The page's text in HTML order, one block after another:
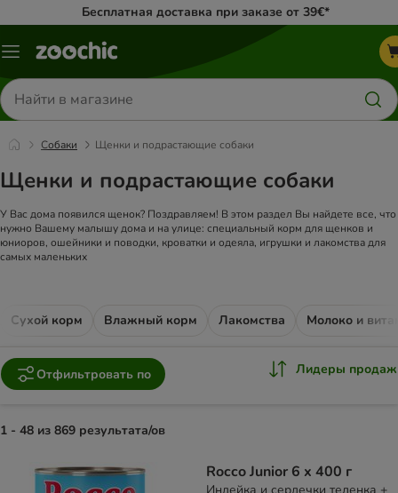
Бесплатная доставка при заказе от 39€*
Каталог
Поиск
товаров
Собаки Щенки и подрастающие собаки
Щенки и подрастающие собаки
У Вас дома появился щенок? Поздравляем! В этом раздел Вы найдете все, что
нужно Вашему малышу дома и на улице: специальный корм для щенков и
юниоров, ошейники и поводки, кроватки и одеяла, игрушки и лакомства для
самых маленьких
Сухой корм Влажный корм Лакомства Молоко и
Отфильтровать по Лидеры продаж
1 - 48 из 869 результата/ов
Rocco Junior 6 x 400 г